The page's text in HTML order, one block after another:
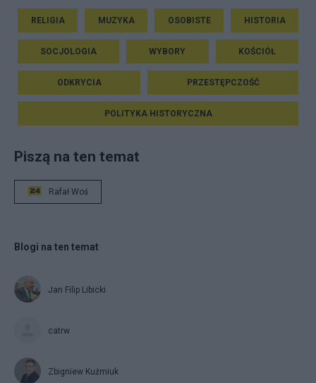
RELIGIA MUZYKA OSOBISTE HISTORIA
SOCJOLOGIA WYBORY KOŚCIÓŁ
ODKRYCIA PRZESTĘPCZOŚĆ
POLITYKA HISTORYCZNA
Piszą na ten temat
Rafał Woś
Blogi na ten temat
Jan Filip Libicki
catrw
Zbigniew Kuźmiuk